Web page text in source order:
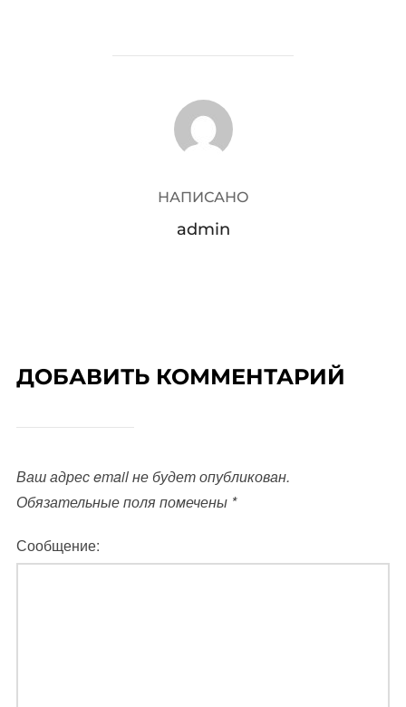
АВТОР ЗАПИСИ
НАПИСАНО
admin
ДОБАВИТЬ КОММЕНТАРИЙ
Ваш адрес email не будет опубликован.
Обязательные поля помечены *
Сообщение: